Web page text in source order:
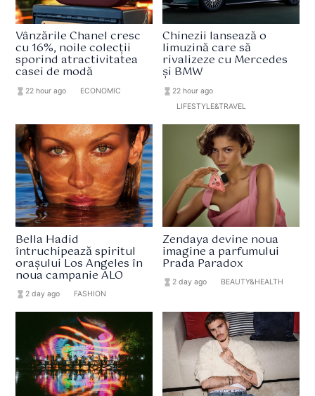
Vânzările Chanel cresc
cu 16%, noile colecții
sporind atractivitatea
casei de modă
hourglass_full 22 hour ago ECONOMIC
Chinezii lansează o
limuzină care să
rivalizeze cu Mercedes
și BMW
hourglass_full 22 hour ago
LIFESTYLE&TRAVEL
Bella Hadid
întruchipează spiritul
orașului Los Angeles în
noua campanie ALO
hourglass_full 2 day ago FASHION
Zendaya devine noua
imagine a parfumului
Prada Paradox
hourglass_full 2 day ago BEAUTY&HEALTH